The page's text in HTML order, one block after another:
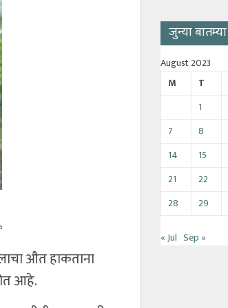
औत हाकताना
आहे.
जुन्या बातम्या
August 2023
M
T
1
7
8
14
15
21
22
28
29
« Jul Sep »